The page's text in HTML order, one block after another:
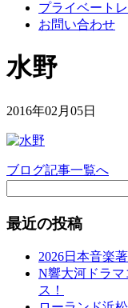
プライベート
お問い合わせ
水野
2016年02月05日
ブログ記事一覧へ
最近の投稿
2026日本音楽
N響大河ドラマ
ス！